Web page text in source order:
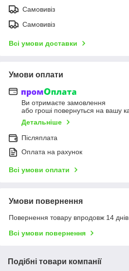
Самовивіз
Самовивіз
Всі умови доставки
Умови оплати
Ви отримаєте замовлення
або гроші повернуться на вашу
Детальніше
Післяплата
Оплата на рахунок
Всі умови оплати
Умови повернення
Повернення товару впродовж 14
Всі умови повернення
Подібні товари компанії